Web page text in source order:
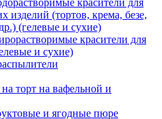
красители для
изделий (тортов, крема, безе,
(гелевые и сухие)
красители для
и сухие)
торт на вафельной и
и ягодные пюре